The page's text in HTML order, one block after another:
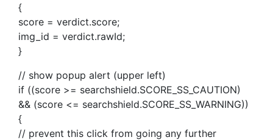
{
score = verdict.score;
img_id = verdict.rawId;
}
// show popup alert (upper left)
if ((score >= searchshield.SCORE_SS_CAUTION)
&& (score <= searchshield.SCORE_SS_WARNING))
{
// prevent this click from going any further